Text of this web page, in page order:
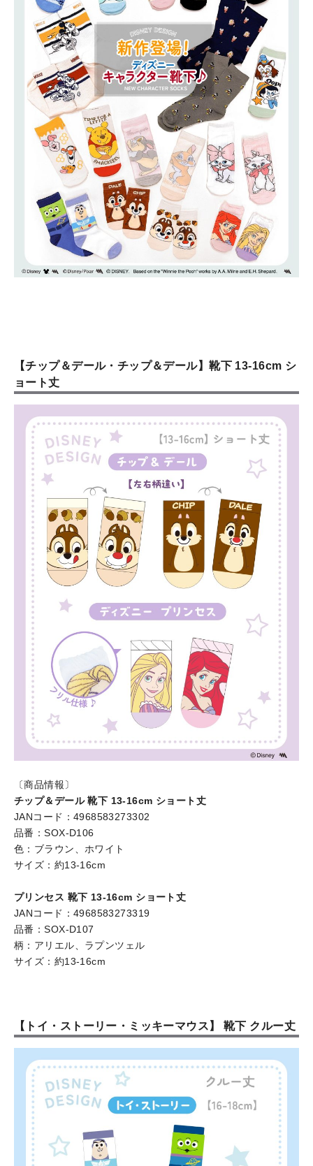
【チップ＆デール・チップ＆デール】靴下 13-16cm シ
ョート丈
〔商品情報〕
チップ＆デール 靴下 13-16cm ショート丈
JANコード：4968583273302
品番：SOX-D106
色：ブラウン、ホワイト
サイズ：約13-16cm
プリンセス 靴下 13-16cm ショート丈
JANコード：4968583273319
品番：SOX-D107
柄：アリエル、ラプンツェル
サイズ：約13-16cm
【トイ・ストーリー・ミッキーマウス】 靴下 クルー丈